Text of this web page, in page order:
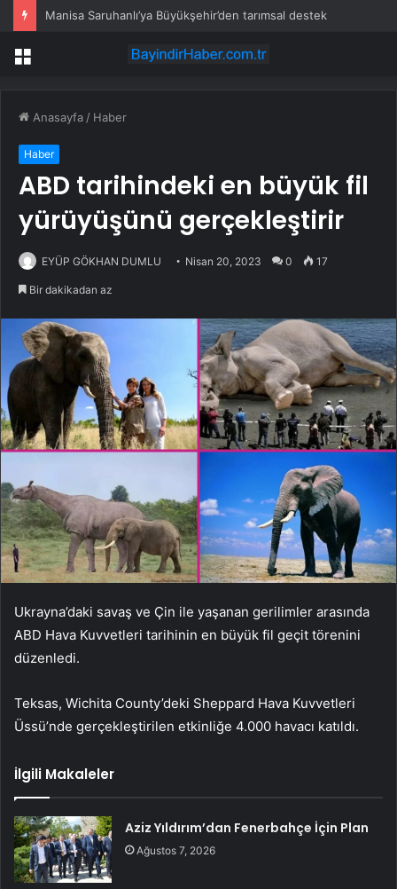
Manisa Saruhanlı’ya Büyükşehir’den tarımsal destek
Menü
Anasayfa / Haber
Haber
ABD tarihindeki en büyük fil
yürüyüşünü gerçekleştirir
EYÜP GÖKHAN DUMLU Nisan 20, 2023 0 17
Bir dakikadan az
Ukrayna’daki savaş ve Çin ile yaşanan gerilimler arasında
ABD Hava Kuvvetleri tarihinin en büyük fil geçit törenini
düzenledi.
Teksas, Wichita County’deki Sheppard Hava Kuvvetleri
Üssü’nde gerçekleştirilen etkinliğe 4.000 havacı katıldı.
İlgili Makaleler
Aziz Yıldırım’dan Fenerbahçe İçin Plan
Ağustos 7, 2026